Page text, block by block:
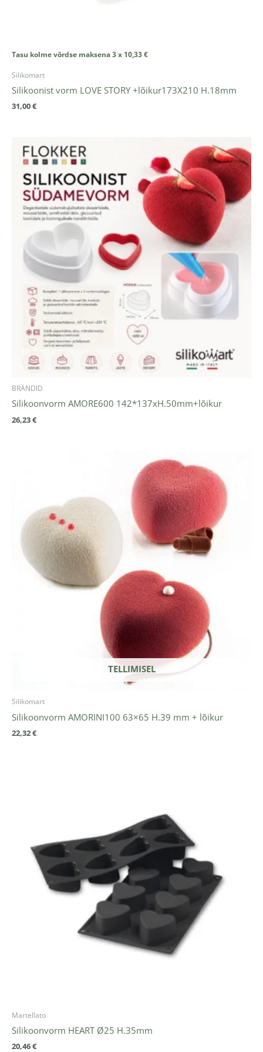
Tasu kolme võrdse maksena 3 x 10,33€
Silikomart
Silikoonist vorm LOVE STORY +lõikur173X210 H.18mm
31,00€
BRÄNDID
Silikoonvorm AMORE600 142*137xH.50mm+lõikur
26,23€
TELLIMISEL
Silikomart
Silikoonvorm AMORINI100 63×65 H.39 mm + lõikur
22,32€
Martellato
Silikoonvorm HEART Ø25 H.35mm
20,46€